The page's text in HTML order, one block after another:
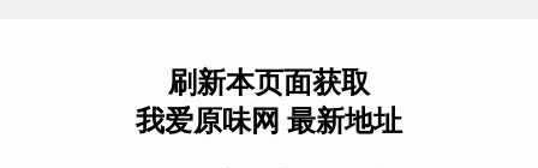
刷新本页面获取
我爱原味网 最新地址